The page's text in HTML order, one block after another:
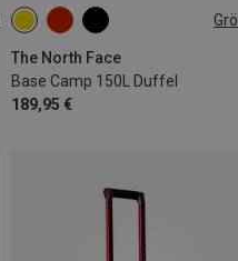
The North Face
Base Camp 150L Duffel
189,95 €
150L